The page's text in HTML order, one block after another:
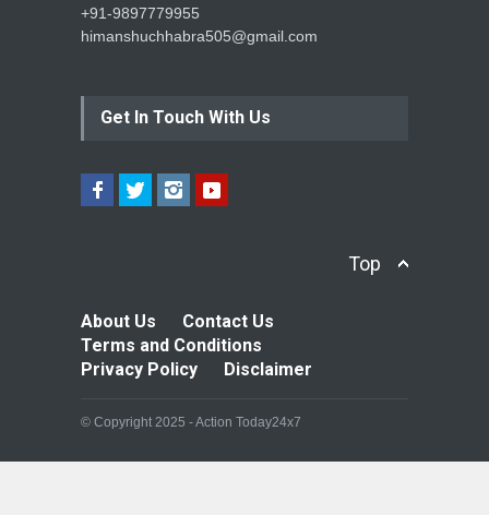
+91-9897779955
himanshuchhabra505@gmail.com
Get In Touch With Us
Top
About Us
Contact Us
Terms and Conditions
Privacy Policy
Disclaimer
© Copyright 2025 - Action Today24x7